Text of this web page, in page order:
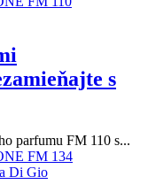
s
parfumu FM 110 s...